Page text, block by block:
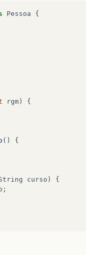
(String
Pessoa {
rgm )
{
()
{
curso )
{
;